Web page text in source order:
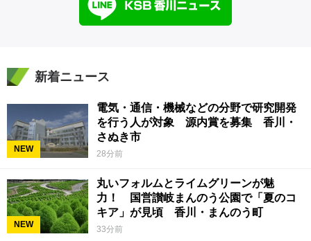
新着ニュース
NEW
電気・通信・機械などの分野で研究開発
を行う人が対象 源内賞を募集 香川・
さぬき市
28分前
NEW
丸いフォルムとライムグリーンが魅
力！ 国営讃岐まんのう公園で「夏のコ
キア」が見頃 香川・まんのう町
33分前